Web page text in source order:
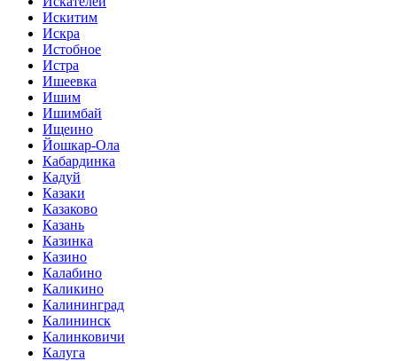
Искитим
Искра
Истобное
Истра
Ишеевка
Ишим
Ишимбай
Ищеино
Йошкар-Ола
Кабардинка
Кадуй
Казаки
Казаково
Казань
Казинка
Казино
Калабино
Каликино
Калининград
Калининск
Калинковичи
Калуга